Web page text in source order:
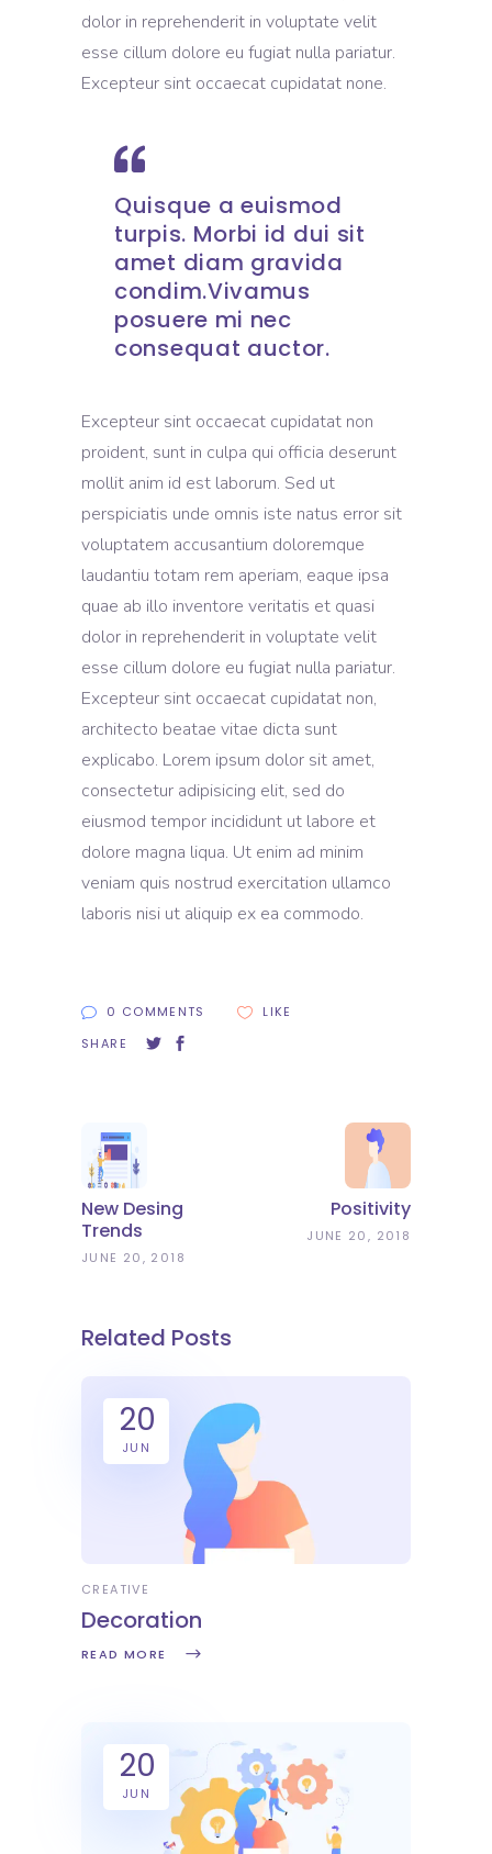
dolor in reprehenderit in voluptate velit
esse cillum dolore eu fugiat nulla pariatur.
Excepteur sint occaecat cupidatat none.
Quisque a euismod
turpis. Morbi id dui sit
amet diam gravida
condim.Vivamus
posuere mi nec
consequat auctor.
Excepteur sint occaecat cupidatat non
proident, sunt in culpa qui officia deserunt
mollit anim id est laborum. Sed ut
perspiciatis unde omnis iste natus error sit
voluptatem accusantium doloremque
laudantiu totam rem aperiam, eaque ipsa
quae ab illo inventore veritatis et quasi
dolor in reprehenderit in voluptate velit
esse cillum dolore eu fugiat nulla pariatur.
Excepteur sint occaecat cupidatat non,
architecto beatae vitae dicta sunt
explicabo. Lorem ipsum dolor sit amet,
consectetur adipisicing elit, sed do
eiusmod tempor incididunt ut labore et
dolore magna liqua. Ut enim ad minim
veniam quis nostrud exercitation ullamco
laboris nisi ut aliquip ex ea commodo.
0 COMMENTS
LIKE
SHARE
New Desing
Trends
JUNE 20, 2018
Positivity
JUNE 20, 2018
Related Posts
20
JUN
CREATIVE
Decoration
READ MORE
20
JUN